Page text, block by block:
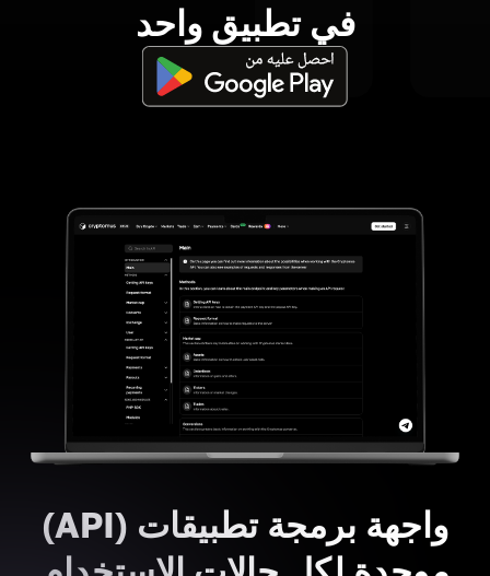
في تطبيق واحد
واجهة برمجة تطبيقات (API)